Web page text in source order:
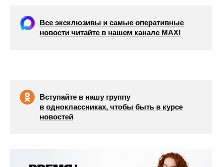
Все эксклюзивы и самые оперативные
новости читайте в нашем канале МАХ!
Вступайте в нашу группу
в одноклассниках, чтобы быть в курсе
новостей